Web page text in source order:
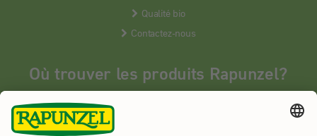
Qualité bio
Contactez-nous
Où trouver les produits Rapunzel?
Les produits Rapunzel sont vendus en France uniquement dans les